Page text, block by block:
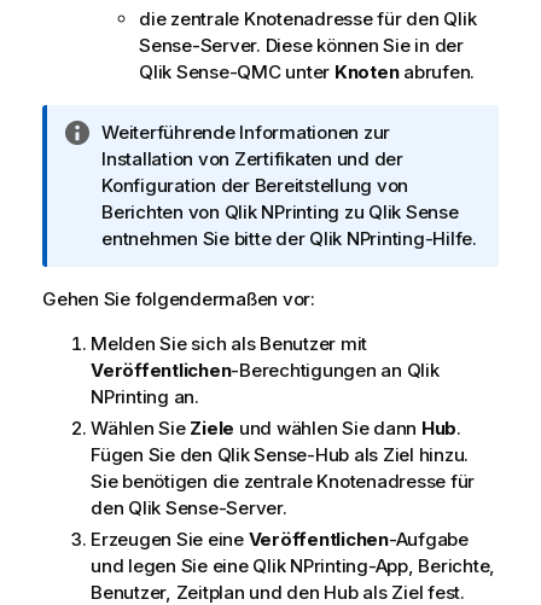
die zentrale Knotenadresse für den Qlik
Sense-Server. Diese können Sie in der
Qlik Sense-QMC unter Knotenabrufen.
I
n
f
o
r
a
i
o
n
s
h
i
n
w
e
i
Weiterführende Informationen zur
Installation von Zertifikaten und der
Konfiguration der Bereitstellung von
Berichten von Qlik NPrinting zu Qlik Sense
entnehmen Sie bitte der Qlik NPrinting-Hilfe.
Gehen Sie folgendermaßen vor:
Melden Sie sich als Benutzer mit
Veröffentlichen-Berechtigungen an Qlik
NPrinting an.
Wählen Sie Ziele und wählen Sie dann Hub.
Fügen Sie den Qlik Sense-Hub als Ziel hinzu.
Sie benötigen die zentrale Knotenadresse für
den Qlik Sense-Server.
Erzeugen Sie eine Veröffentlichen-Aufgabe
und legen Sie eine Qlik NPrinting-App, Berichte,
Benutzer, Zeitplan und den Hub als Ziel fest.